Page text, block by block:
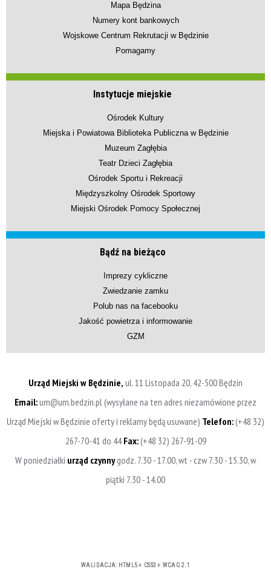
Mapa Będzina
Numery kont bankowych
Wojskowe Centrum Rekrutacji w Będzinie
Pomagamy
Instytucje miejskie
Ośrodek Kultury
Miejska i Powiatowa Biblioteka Publiczna w Będzinie
Muzeum Zagłębia
Teatr Dzieci Zagłębia
Ośrodek Sportu i Rekreacji
Międzyszkolny Ośrodek Sportowy
Miejski Ośrodek Pomocy Społecznej
Bądź na bieżąco
Imprezy cykliczne
Zwiedzanie zamku
Polub nas na facebooku
Jakość powietrza i informowanie
GZM
Urząd Miejski w Będzinie, ul. 11 Listopada 20, 42-500 Będzin
Email:um@um.bedzin.pl (wysyłane na ten adres niezamówione przez
Urząd Miejski w Będzinie oferty i reklamy będą usuwane) Telefon:(+48 32)
267-70-41 do 44Fax:(+48 32) 267-91-09
W poniedziałki urząd czynnygodz. 7.30 - 17.00, wt - czw 7.30 - 15.30, w
piątki 7.30 - 14.00
WALIDACJA: HTML5+ CSS3 + WCAG 2.1